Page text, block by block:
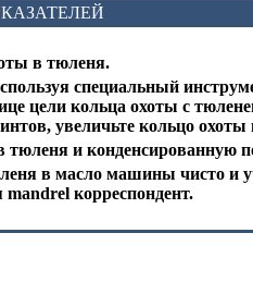
в тюленя.
специальный
цели кольца охоты с
увеличьте кольцо охоты
тюленя и конденсированную
в масло машины чисто и
mandrel корреспондент.